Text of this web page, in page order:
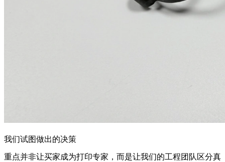
我们试图做出的决策
重点并非让买家成为打印专家，而是让我们的工程团队区分真